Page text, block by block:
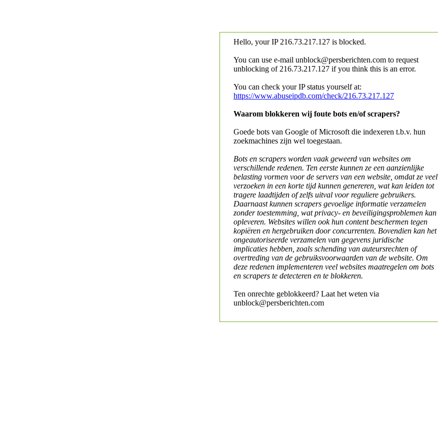
Hello, your IP 216.73.217.127 is blocked.
You can use e-mail unblock@persberichten.com to request
unblocking of 216.73.217.127 if you think this is an error.
You can check your IP status yourself at:
https://www.abuseipdb.com/check/216.73.217.127
Waarom blokkeren wij foute bots en/of scrapers?
Goede bots van Google of Microsoft die indexeren t.b.v. hun
zoekmachines zijn wel toegestaan.
Bots en scrapers worden vaak geweerd van websites om
verschillende redenen. Ten eerste kunnen ze een aanzienlijke
belasting vormen voor de servers van een website, omdat ze veel
verzoeken in een korte tijd kunnen genereren, wat kan leiden tot
tragere laadtijden of zelfs uitval voor reguliere gebruikers.
Daarnaast kunnen scrapers gevoelige informatie verzamelen
zonder toestemming, wat privacy- en beveiligingsproblemen kan
opleveren. Websites willen ook hun content beschermen tegen
kopiëren en hergebruiken door concurrenten. Bovendien kan het
ongeautoriseerde verzamelen van gegevens juridische
implicaties hebben, zoals schending van auteursrechten of
overtreding van de gebruiksvoorwaarden van de website. Om
deze redenen implementeren veel websites maatregelen om bots
en scrapers te detecteren en te blokkeren.
Ten onrechte geblokkeerd? Laat het weten via
unblock@persberichten.com